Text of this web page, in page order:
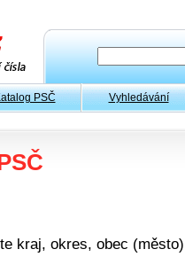
PSČ Vyhledávání
kraj, okres, obec